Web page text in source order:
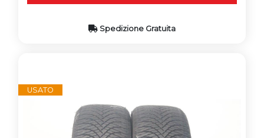
Spedizione Gratuita
USATO